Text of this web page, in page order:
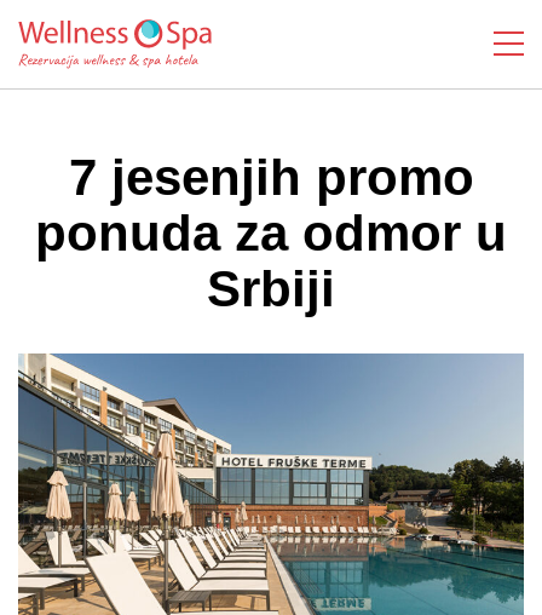
7 jesenjih promo
ponuda za odmor u
Srbiji